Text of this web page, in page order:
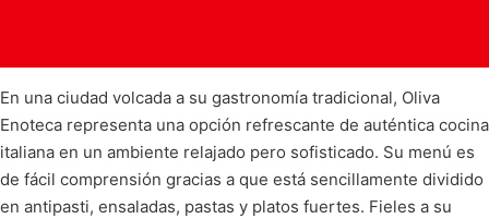
En una ciudad volcada a su gastronomía tradicional, Oliva
Enoteca representa una opción refrescante de auténtica cocina
italiana en un ambiente relajado pero sofisticado. Su menú es
de fácil comprensión gracias a que está sencillamente dividido
en antipasti, ensaladas, pastas y platos fuertes. Fieles a su